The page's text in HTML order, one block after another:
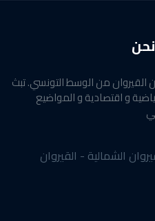
من الوسط التونسي. تبث
و اقتصادية و المواضيع